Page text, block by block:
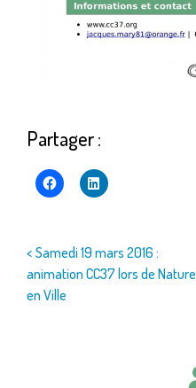
Partager :
Navigation
de
< Samedi 19 mars 2016 :
animation CC37 lors de Nature
en Ville